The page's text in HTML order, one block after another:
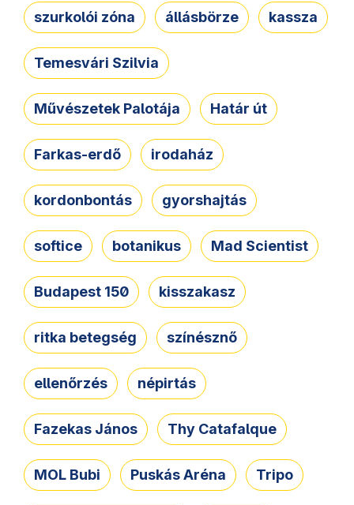
szurkolói zóna állásbörze kassza
Temesvári Szilvia
Művészetek Palotája Határ út
Farkas-erdő irodaház
kordonbontás gyorshajtás
softice botanikus Mad Scientist
Budapest 150 kisszakasz
ritka betegség színésznő
ellenőrzés népirtás
Fazekas János Thy Catafalque
MOL Bubi Puskás Aréna Tripo